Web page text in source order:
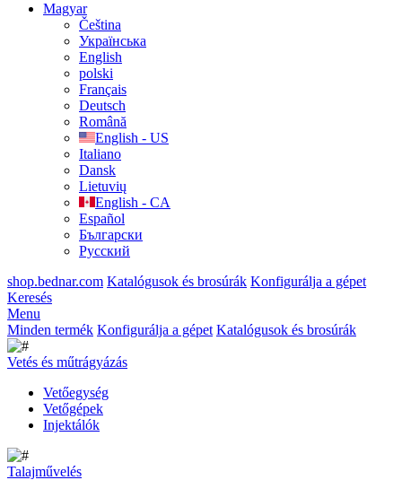
Magyar
Čeština
Українська
English
polski
Français
Deutsch
Română
English - US
Italiano
Dansk
Lietuvių
English - CA
Español
Български
Русский
shop.bednar.com Katalógusok és brosúrák Konfigurálja a gépet
Keresés
Menu
Minden termék Konfigurálja a gépet Katalógusok és brosúrák
Vetés és műtrágyázás
Vetőegység
Vetőgépek
Injektálók
Talajművelés